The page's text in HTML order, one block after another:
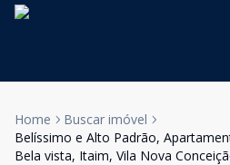
Home
Buscar imóvel
Belíssimo e Alto Padrão,
Bela vista, Itaim, Vila Nova